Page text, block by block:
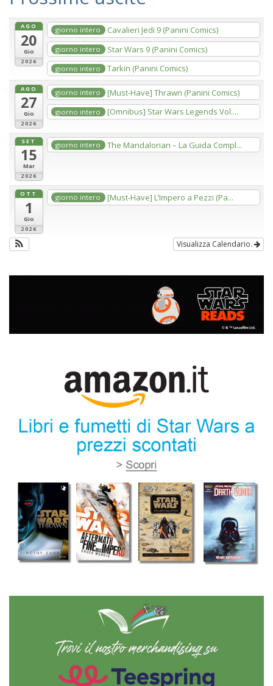
AGO
20
Gio
2026
giorno intero Cavalieri Jedi 9 (Panini Comics)
giorno intero Star Wars 9 (Panini Comics)
giorno intero Tarkin (Panini Comics)
AGO
27
Gio
2026
giorno intero [Must-Have] Thrawn (Panini Comics)
giorno intero [Omnibus] Star Wars Legends Vol....
SET
15
Mar
2026
giorno intero The Mandalorian – La Guida Compl...
OTT
1
Gio
2026
giorno intero [Must-Have] L’Impero a Pezzi (Pa...
Visualizza Calendario.